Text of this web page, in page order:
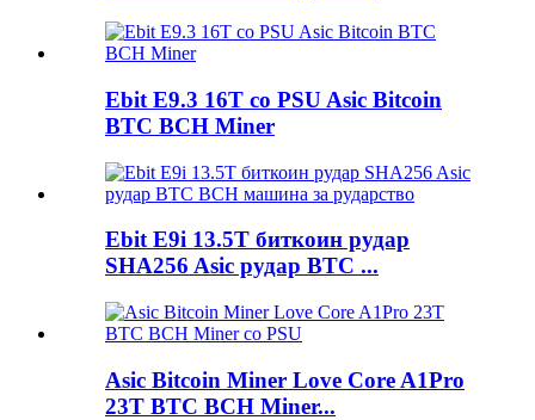
Ebit E9.3 16T со PSU Asic Bitcoin
BTC BCH Miner
Ebit E9i 13.5T биткоин рудар
SHA256 Asic рудар BTC ...
Asic Bitcoin Miner Love Core A1Pro
23T BTC BCH Miner...